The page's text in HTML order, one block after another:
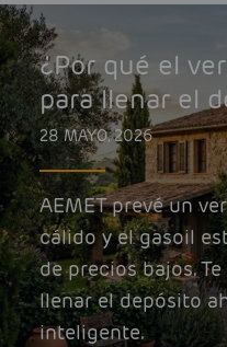
¿Por qué el
para llenar el
28 MAYO, 2026
AEMET prevé un
cálido y el gasoil
de precios bajos.
llenar el depósito
inteligente.